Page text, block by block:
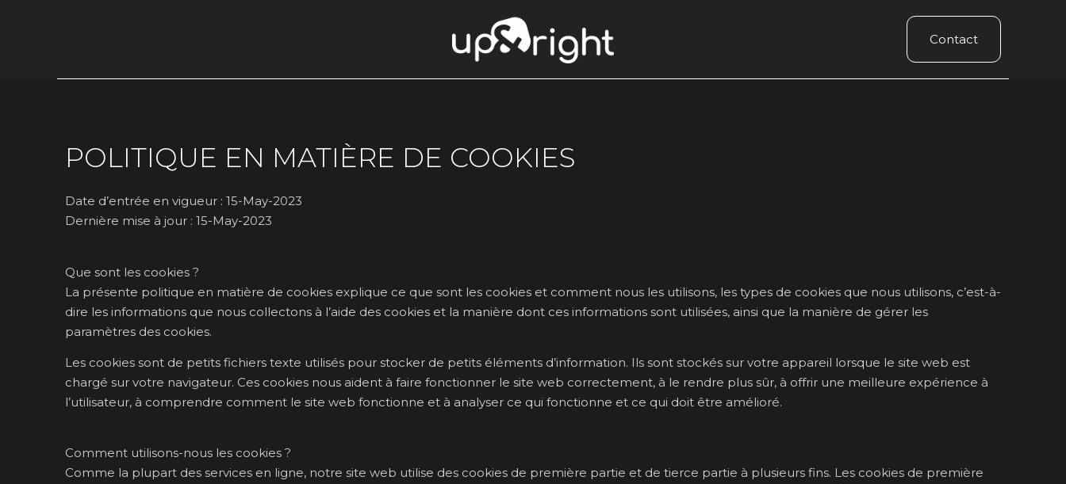
Contact
POLITIQUE EN MATIÈRE DE COOKIES
Date d’entrée en vigueur : 15-May-2023
Dernière mise à jour : 15-May-2023
Que sont les cookies ?
La présente politique en matière de cookies explique ce que sont les cookies et comment nous les utilisons, les types de cookies que nous utilisons, c’est-à-
dire les informations que nous collectons à l’aide des cookies et la manière dont ces informations sont utilisées, ainsi que la manière de gérer les
paramètres des cookies.
Les cookies sont de petits fichiers texte utilisés pour stocker de petits éléments d’information. Ils sont stockés sur votre appareil lorsque le site web est
chargé sur votre navigateur. Ces cookies nous aident à faire fonctionner le site web correctement, à le rendre plus sûr, à offrir une meilleure expérience à
l’utilisateur, à comprendre comment le site web fonctionne et à analyser ce qui fonctionne et ce qui doit être amélioré.
Comment utilisons-nous les cookies ?
Comme la plupart des services en ligne, notre site web utilise des cookies de première partie et de tierce partie à plusieurs fins. Les cookies de première